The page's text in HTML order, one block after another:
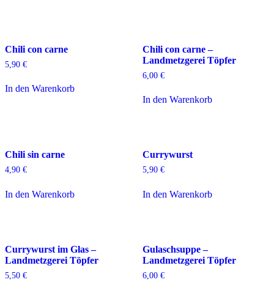
Chili con carne
5,90 €
In den Warenkorb
Chili con carne –
Landmetzgerei Töpfer
6,00 €
In den Warenkorb
Chili sin carne
4,90 €
In den Warenkorb
Currywurst
5,90 €
In den Warenkorb
Currywurst im Glas –
Landmetzgerei Töpfer
5,50 €
Gulaschsuppe –
Landmetzgerei Töpfer
6,00 €